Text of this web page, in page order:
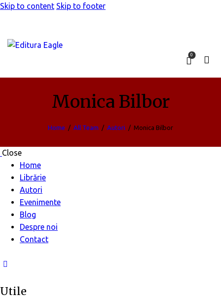
Skip to content Skip to footer
0
Monica Bilbor
Home All Team Autori Monica Bilbor
Close
Home
Librărie
Autori
Evenimente
Blog
Despre noi
Contact
Utile